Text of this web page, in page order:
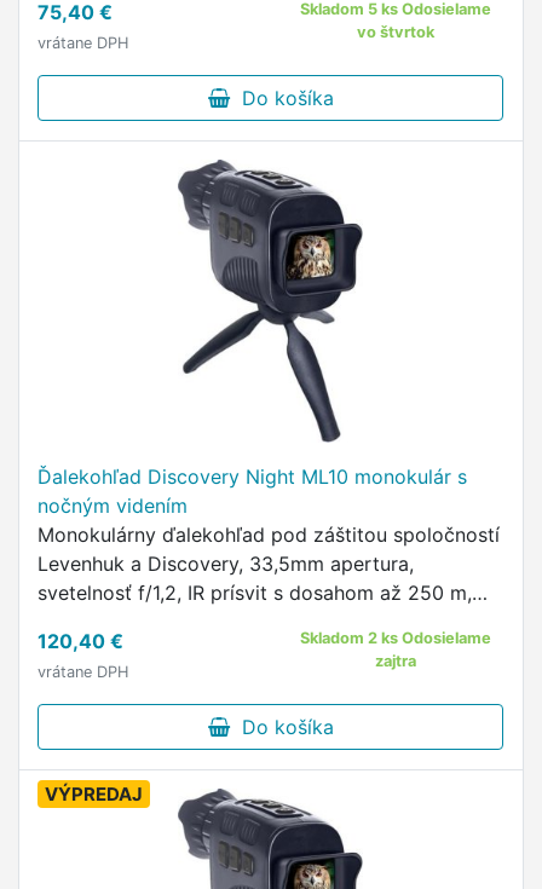
75,40 €
vrátane DPH
Skladom 5 ks Odosielame
vo štvrtok
Do košíka
Ďalekohľad Discovery Night ML10 monokulár s
nočným videním
Monokulárny ďalekohľad pod záštitou spoločností
Levenhuk a Discovery, 33,5mm apertura,
svetelnosť f/1,2, IR prísvit s dosahom až 250 m,
formáte AVI, displej pre …
120,40 €
vrátane DPH
Skladom 2 ks Odosielame
zajtra
Do košíka
VÝPREDAJ